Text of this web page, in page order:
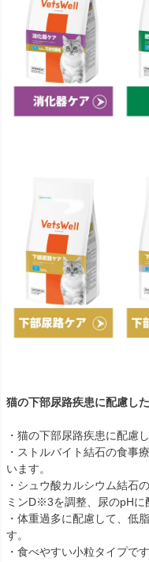
猫の下部尿路疾患に配慮し
・猫の下部尿路疾患に配慮
・ストルバイト結石の食事
います。
・シュウ酸カルシウム結石
ミンD※3を調整、尿のpHに
・体重過多に配慮して、
す。
・食べやすい小粒タイプです